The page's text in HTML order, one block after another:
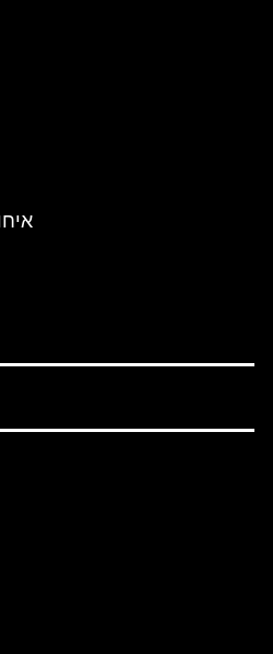
1. איחוד האמירויות – 105.71